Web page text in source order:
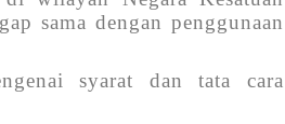
sama dengan penggunaan
syarat dan tata cara